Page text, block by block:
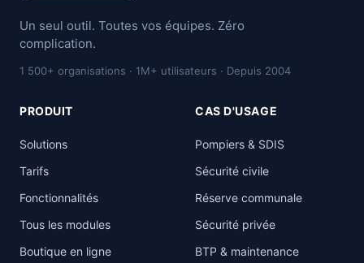
Un seul outil. Toutes vos équipes. Zéro
complication.
1 500+ organisations · 1M+ utilisateurs · Depuis 2004
PRODUIT
Solutions
Tarifs
Fonctionnalités
Tous les modules
Boutique en ligne
CAS D'USAGE
Pompiers & SDIS
Sécurité civile
Réserve communale
Sécurité privée
BTP & maintenance